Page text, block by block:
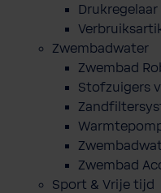
Drukregelaar
Zwembadwater
Zwembad
Stofzuigers
Zwembad
Sport & Vrije tijd